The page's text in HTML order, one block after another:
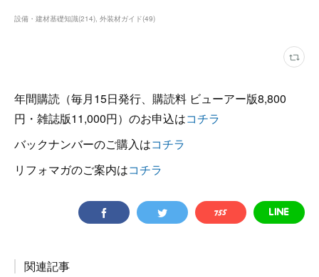
設備・建材基礎知識(214) 外装材ガイド(49)
年間購読（毎月15日発行、購読料 ビューアー版8,800
円・雑誌版11,000円）のお申込はコチラ
バックナンバーのご購入はコチラ
リフォマガのご案内はコチラ
関連記事